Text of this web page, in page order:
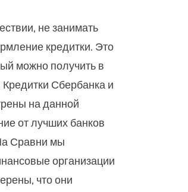
не занимать
кредитки. Это
можно получить в
Сбербанка и
на данной
от лучших банков
Сравни мы
организации
что они